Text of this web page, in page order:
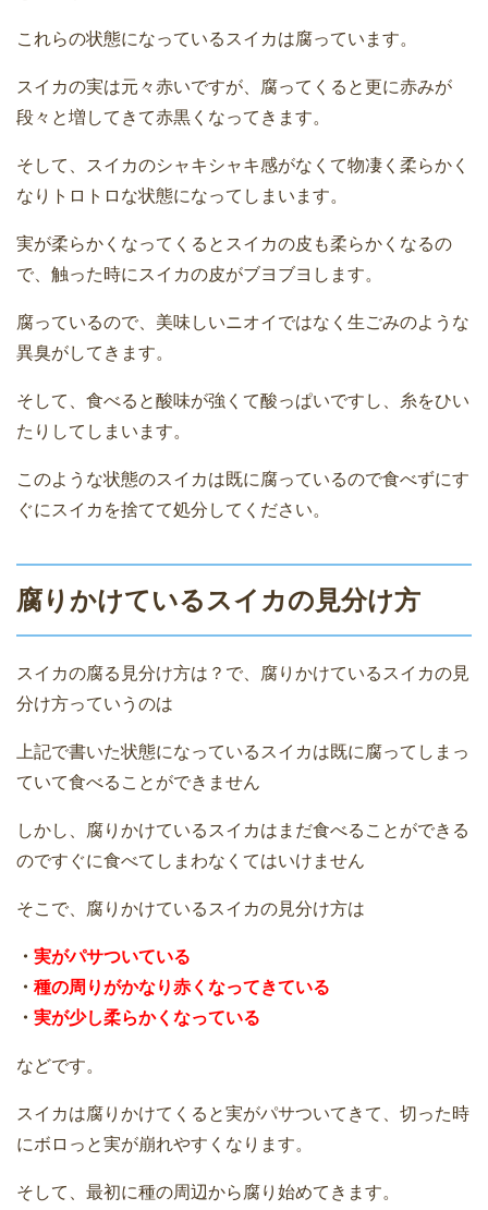
これらの状態になっているスイカは腐っています。
スイカの実は元々赤いですが、腐ってくると更に赤みが
段々と増してきて赤黒くなってきます。
そして、スイカのシャキシャキ感がなくて物凄く柔らかく
なりトロトロな状態になってしまいます。
実が柔らかくなってくるとスイカの皮も柔らかくなるの
で、触った時にスイカの皮がブヨブヨします。
腐っているので、美味しいニオイではなく生ごみのような
異臭がしてきます。
そして、食べると酸味が強くて酸っぱいですし、糸をひい
たりしてしまいます。
このような状態のスイカは既に腐っているので食べずにす
ぐにスイカを捨てて処分してください。
腐りかけているスイカの見分け方
スイカの腐る見分け方は？で、腐りかけているスイカの見
分け方っていうのは
上記で書いた状態になっているスイカは既に腐ってしまっ
ていて食べることができません
しかし、腐りかけているスイカはまだ食べることができる
のですぐに食べてしまわなくてはいけません
そこで、腐りかけているスイカの見分け方は
・ 実がパサついている
・ 種の周りがかなり赤くなってきている
・ 実が少し柔らかくなっている
などです。
スイカは腐りかけてくると実がパサついてきて、切った時
にボロっと実が崩れやすくなります。
そして、最初に種の周辺から腐り始めてきます。